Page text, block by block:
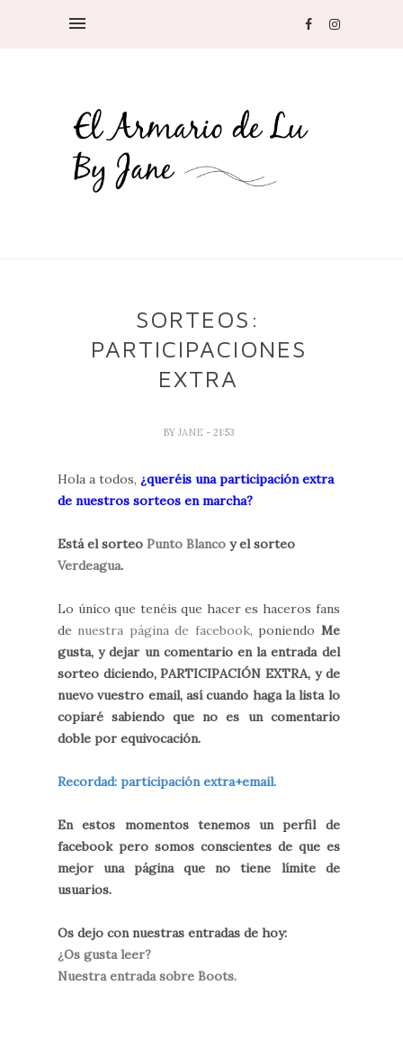
SORTEOS:
PARTICIPACIONES
EXTRA
BY JANE - 21:53
Hola a todos, ¿queréis una participación extra
de nuestros sorteos en marcha?
Está el sorteo Punto Blanco y el sorteo
Verdeagua.
Lo único que tenéis que hacer es haceros fans
de nuestra página de facebook, poniendo Me
gusta, y dejar un comentario en la entrada del
sorteo diciendo, PARTICIPACIÓN EXTRA, y de
nuevo vuestro email, así cuando haga la lista lo
copiaré sabiendo que no es un comentario
doble por equivocación.
Recordad: participación extra+email.
En estos momentos tenemos un perfil de
facebook pero somos conscientes de que es
mejor una página que no tiene límite de
usuarios.
Os dejo con nuestras entradas de hoy:
¿Os gusta leer?
Nuestra entrada sobre Boots.